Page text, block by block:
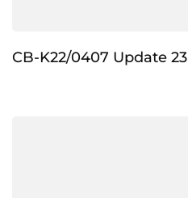
CB-K22/0407 Update 23